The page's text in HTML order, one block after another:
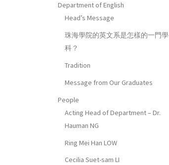
Department of English
Head’s Message
珠海學院的英文系是怎樣的一門學
科？
Tradition
Message from Our Graduates
People
Acting Head of Department – Dr.
Hauman NG
Ring Mei Han LOW
Cecilia Suet-sam LI